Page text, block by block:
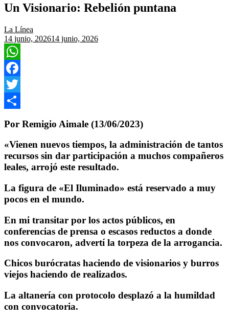
Un Visionario: Rebelión puntana
La Línea
14 junio, 202614 junio, 2026
WhatsApp
Facebook
Twitter
Por Remigio Aimale (13/06/2023)
«Vienen nuevos tiempos, la administración de tantos
recursos sin dar participación a muchos compañeros
leales, arrojó este resultado.
La figura de «El Iluminado» está reservado a muy
pocos en el mundo.
En mi transitar por los actos públicos, en
conferencias de prensa o escasos reductos a donde
nos convocaron, advertí la torpeza de la arrogancia.
Chicos burócratas haciendo de visionarios y burros
viejos haciendo de realizados.
La altanería con protocolo desplazó a la humildad
con convocatoria.